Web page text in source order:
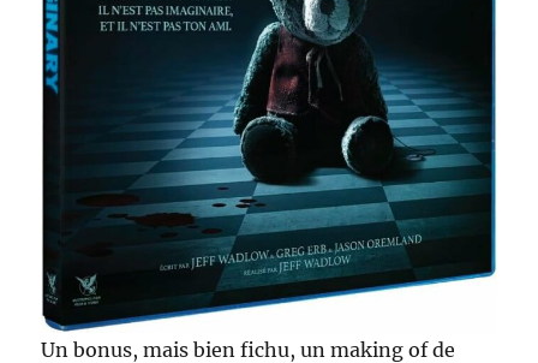
Un bonus, mais bien fichu, un making of de